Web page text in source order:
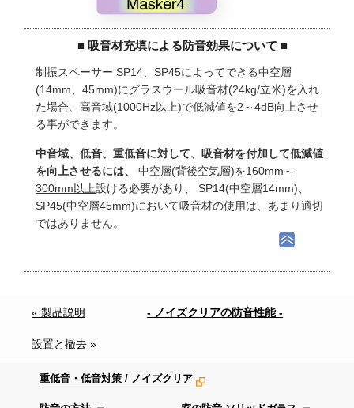
■ 吸音材充填による防音効果について ■
制振スペーサー SP14、SP45によってできる中空層
(14mm、45mm)にグラスウール吸音材(24kg/立米)を入れ
た場合、高音域(1000Hz以上)で低減値を2～4dB向上させ
る事ができます。
中音域、低音、重低音に対して、吸音材を付加して低減値
を向上させるには、
中空層(背後空気層)を160mm～
300mm以上設ける必要があり、 SP14(中空層14mm)、
SP45(中空層45mm)において吸音材の使用は、あまり適切
ではありません。
« 製品説明 - ノイズクリアの防音性能 -
設置と撤去 »
重低音・低音対策 / ノイズクリア